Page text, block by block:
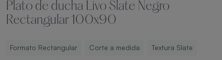
Plato de ducha Livo Slate Negro
Rectangular 100x90
Formato Rectangular Corte a medida Textura Slate